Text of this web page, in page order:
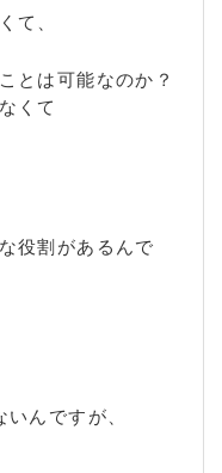
て、
とは可能なのか？
くて
役割があるんで
んですが、